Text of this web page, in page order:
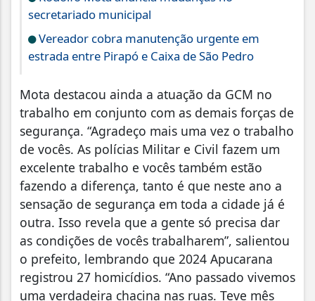
secretariado municipal
Vereador cobra manutenção urgente em
estrada entre Pirapó e Caixa de São Pedro
Mota destacou ainda a atuação da GCM no
trabalho em conjunto com as demais forças de
segurança. “Agradeço mais uma vez o trabalho
de vocês. As polícias Militar e Civil fazem um
excelente trabalho e vocês também estão
fazendo a diferença, tanto é que neste ano a
sensação de segurança em toda a cidade já é
outra. Isso revela que a gente só precisa dar
as condições de vocês trabalharem”, salientou
o prefeito, lembrando que 2024 Apucarana
registrou 27 homicídios. “Ano passado vivemos
uma verdadeira chacina nas ruas. Teve mês